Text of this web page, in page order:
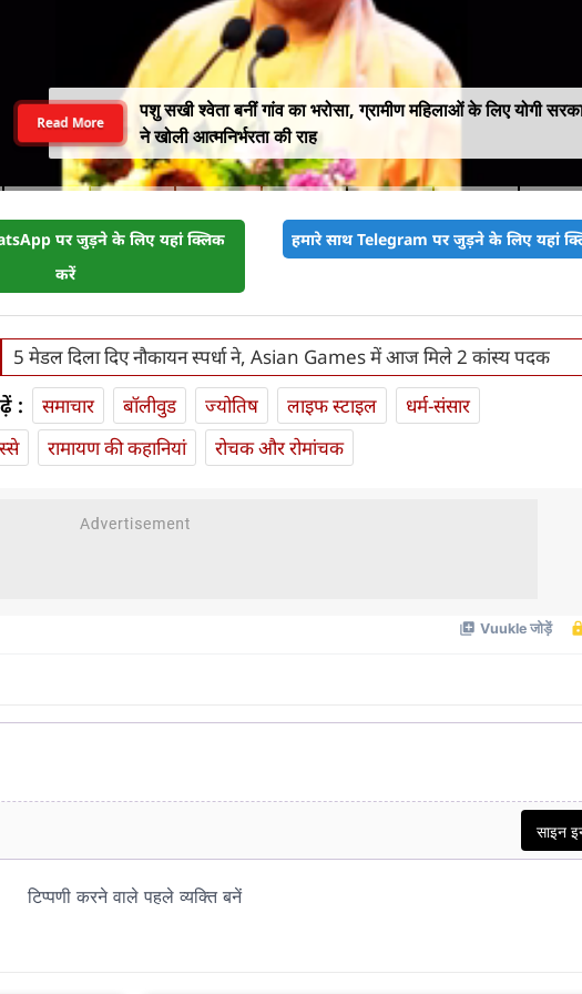
पशु सखी श्वेता बनीं गांव का भरोसा, ग्रामीण महिलाओं के लिए योगी
ने खोली आत्मनिर्भरता की राह
Read More
पर जुड़ने के लिए यहां क्लिक
करें
हमारे साथ Telegram पर जुड़ने के लिए यहां
5 मेडल दिला दिए नौकायन स्पर्धा ने, Asian Games में आज मिले 2 कांस्य पदक
: समाचार बॉलीवुड ज्योतिष लाइफ स्‍टाइल
धर्म-संसार
रामायण की कहानियां रोचक और रोमांचक